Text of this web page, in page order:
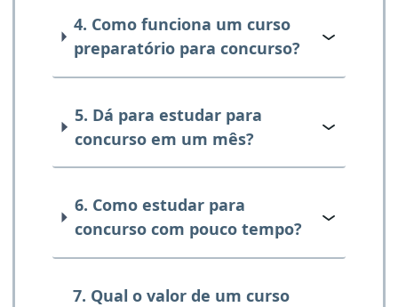
4. Como funciona um curso
preparatório para concurso?
5. Dá para estudar para
concurso em um mês?
6. Como estudar para
concurso com pouco tempo?
7. Qual o valor de um curso